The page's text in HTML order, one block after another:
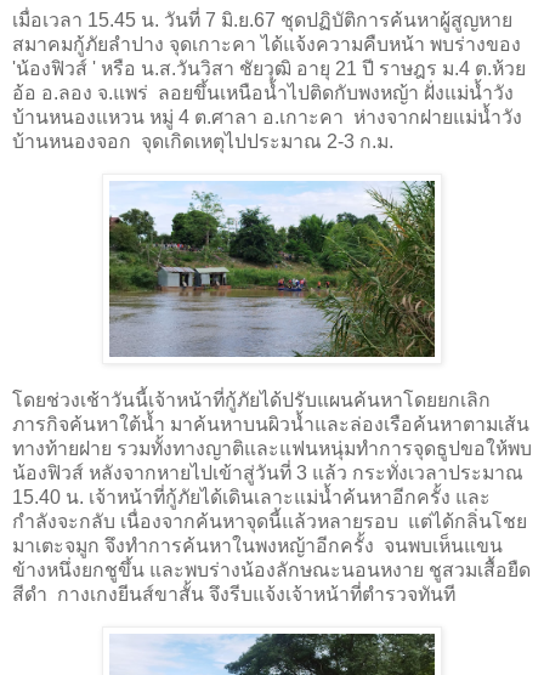
เมื่อเวลา 15.45 น. วันที่ 7 มิ.ย.67 ชุดปฏิบัติการค้นหาผู้สูญหาย
สมาคมกู้ภัยลำปาง จุดเกาะคา ได้แจ้งความคืบหน้า พบร่างของ
'น้องฟิวส์ ' หรือ น.ส.วันวิสา ชัยวุฒิ อายุ 21 ปี ราษฎร ม.4 ต.ห้วย
อ้อ อ.ลอง จ.แพร่ ลอยขึ้นเหนือน้ำไปติดกับพงหญ้า ฝั่งแม่น้ำวัง
บ้านหนองแหวน หมู่ 4 ต.ศาลา อ.เกาะคา ห่างจากฝายแม่น้ำวัง
บ้านหนองจอก จุดเกิดเหตุไปประมาณ 2-3 ก.ม.
โดยช่วงเช้าวันนี้เจ้าหน้าที่กู้ภัยได้ปรับแผนค้นหาโดยยกเลิก
ภารกิจค้นหาใต้น้ำ มาค้นหาบนผิวน้ำและล่องเรือค้นหาตามเส้น
ทางท้ายฝาย รวมทั้งทางญาติและแฟนหนุ่มทำการจุดธูปขอให้พบ
น้องฟิวส์ หลังจากหายไปเข้าสู่วันที่ 3 แล้ว กระทั่งเวลาประมาณ
15.40 น. เจ้าหน้าที่กู้ภัยได้เดินเลาะแม่น้ำค้นหาอีกครั้ง และ
กำลังจะกลับ เนื่องจากค้นหาจุดนี้แล้วหลายรอบ แต่ได้กลิ่นโชย
มาเตะจมูก จึงทำการค้นหาในพงหญ้าอีกครั้ง จนพบเห็นแขน
ข้างหนึ่งยกชูขึ้น และพบร่างน้องลักษณะนอนหงาย ชูสวมเสื้อยืด
สีดำ กางเกงยีนส์ขาสั้น จึงรีบแจ้งเจ้าหน้าที่ตำรวจทันที